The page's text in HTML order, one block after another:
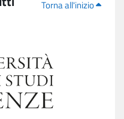
Torna all'inizio